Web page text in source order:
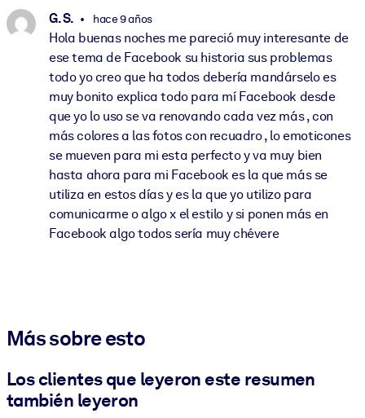
G. S. hace 9 años
Hola buenas noches me pareció muy interesante de
ese tema de Facebook su historia sus problemas
todo yo creo que ha todos debería mandárselo es
muy bonito explica todo para mí Facebook desde
que yo lo uso se va renovando cada vez más , con
más colores a las fotos con recuadro , lo emoticones
se mueven para mi esta perfecto y va muy bien
hasta ahora para mi Facebook es la que más se
utiliza en estos días y es la que yo utilizo para
comunicarme o algo x el estilo y si ponen más en
Facebook algo todos sería muy chévere
Más sobre esto
Los clientes que leyeron este resumen
también leyeron